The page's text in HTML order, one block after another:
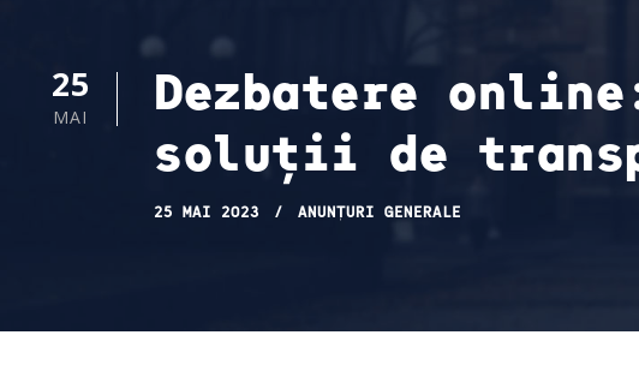
25
MAI
Dezbatere
soluții de
25 MAI 2023 ANUNȚURI GENERALE